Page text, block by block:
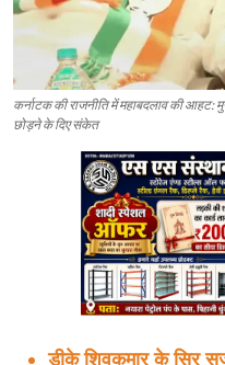
कर्नाटक की राजनीति में महाबदलाव की आहट:
छोड़ने के दिए संकेत
डीके शिवकुमार के सिर